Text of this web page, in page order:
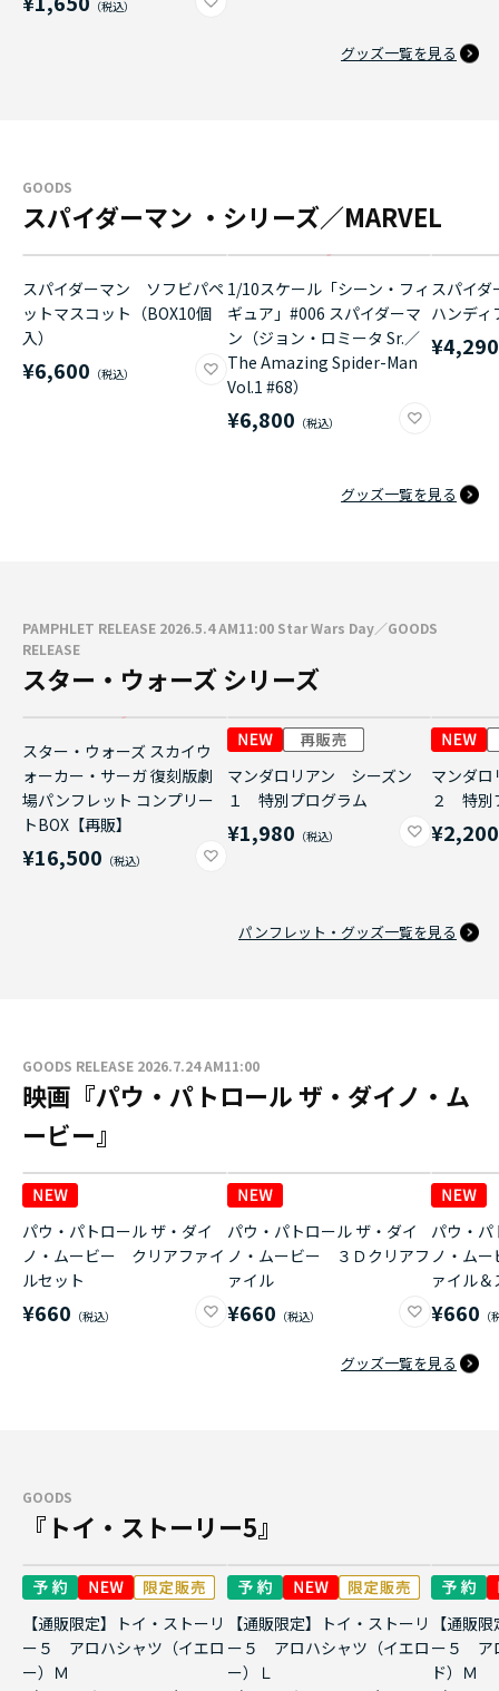
グッズ一覧を見る
GOODS
スパイダーマン ・シリーズ／MARVEL
スパイダーマン ソフビパペ
ットマスコット（BOX10個
入）
¥6,600
1/10スケール「シーン・フィ
ギュア」#006 スパイダーマ
ン（ジョン・ロミータ Sr.／
The Amazing Spider-Man
Vol.1 #68）
¥6,800
スパイ
ハンディ
¥4,290
グッズ一覧を見る
PAMPHLET RELEASE 2026.5.4 AM11:00 Star Wars Day／GOODS
RELEASE
スター・ウォーズ シリーズ
スター・ウォーズ スカイウ
ォーカー・サーガ 復刻版劇
場パンフレット コンプリー
トBOX【再販】
¥16,500
マンダロリアン シーズン
１ 特別プログラム
¥1,980
マンダ
２ 特別
¥2,200
パンフレット・グッズ一覧を見る
GOODS RELEASE 2026.7.24 AM11:00
映画『パウ・パトロール ザ・ダイノ・ム
ービー』
パウ・パトロール ザ・ダイ
ノ・ムービー クリアファイ
ルセット
¥660
パウ・パトロール ザ・ダイ
ノ・ムービー ３Ｄクリアフ
ァイル
¥660
パウ・パ
ノ・ム
ァイル
¥660
グッズ一覧を見る
GOODS
『トイ・ストーリー5』
【通販限定】トイ・ストーリ
ー５ アロハシャツ（イエロ
ー）Ｍ
【通販限定】トイ・ストーリ
ー５ アロハシャツ（イエロ
ー）Ｌ
【通販
ー５ ア
ド）Ｍ